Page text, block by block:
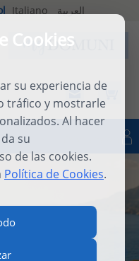
Cookies
su experiencia de
tráfico y mostrarle
Al hacer
su
de las cookies.
Política de Cookies.
Italiano العربية
SUMMER